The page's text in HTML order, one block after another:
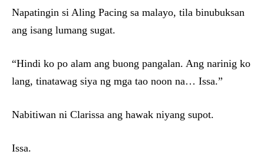
Napatingin si Aling Pacing sa malayo, tila binubuksan
ang isang lumang sugat.
“Hindi ko po alam ang buong pangalan. Ang narinig ko
lang, tinatawag siya ng mga tao noon na… Issa.”
Nabitiwan ni Clarissa ang hawak niyang supot.
Issa.